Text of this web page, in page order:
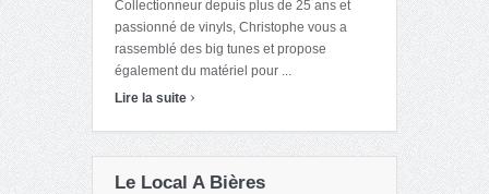
Collectionneur depuis plus de 25 ans et
passionné de vinyls, Christophe vous a
rassemblé des big tunes et propose
également du matériel pour ...
Lire la suite ›
Le Local A Bières